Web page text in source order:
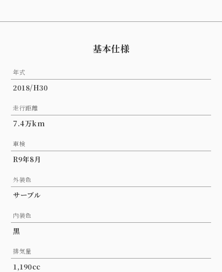
基本仕様
年式
2018/H30
走行距離
7.4万km
車検
R9年8月
外装色
サーブル
内装色
黒
排気量
1,190cc